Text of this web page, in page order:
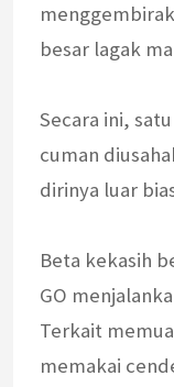
besar lagak
Secara ini,
cuman
dirinya luar
Beta kekasih
GO
Terkait
memakai